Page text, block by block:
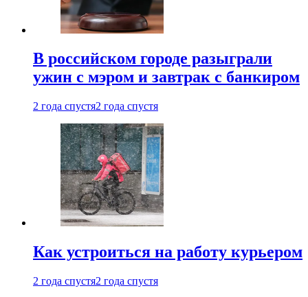
В российском городе разыграли
ужин с мэром и завтрак с банкиром
2 года спустя2 года спустя
Как устроиться на работу курьером
2 года спустя2 года спустя